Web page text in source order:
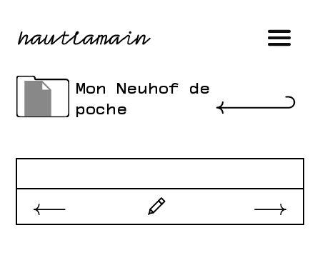
Mon Neuhof de
poche